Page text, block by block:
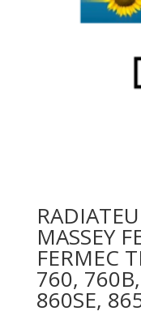
MASSEY
FERMEC
760,
860SE,